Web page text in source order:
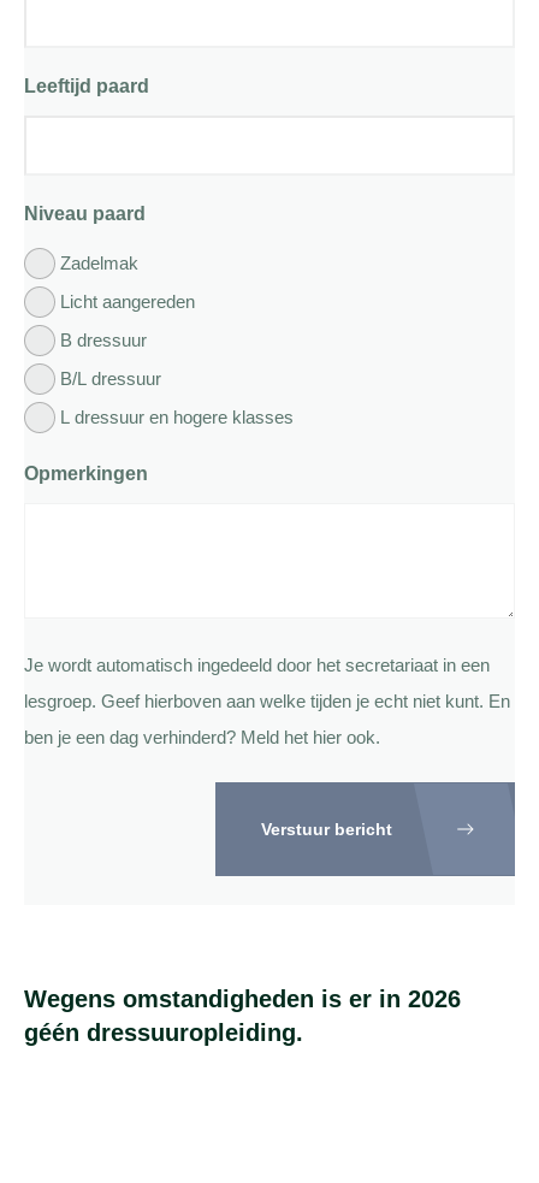
Leeftijd paard
Niveau paard
Zadelmak
Licht aangereden
B dressuur
B/L dressuur
L dressuur en hogere klasses
Opmerkingen
Je wordt automatisch ingedeeld door het secretariaat in een
lesgroep. Geef hierboven aan welke tijden je echt niet kunt. En
ben je een dag verhinderd? Meld het hier ook.
Verstuur bericht
Wegens omstandigheden is er in 2026
géén dressuuropleiding.